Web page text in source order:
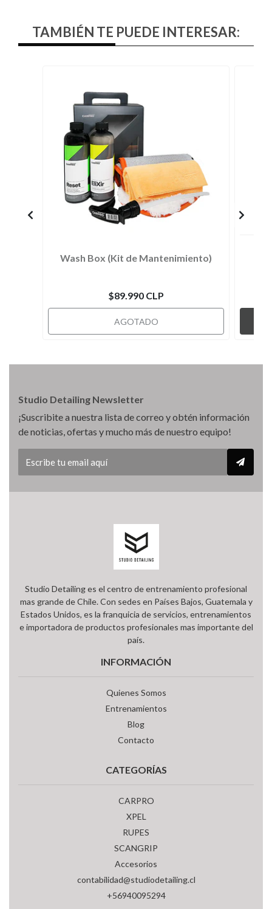
TAMBIÉN TE PUEDE INTERESAR:
Wash Box (Kit de Mantenimiento)
$89.990 CLP
AGOTADO
Studio Detailing Newsletter
¡Suscribite a nuestra lista de correo y obtén información
de noticias, ofertas y mucho más de nuestro equipo!
Studio Detailing es el centro de entrenamiento profesional
mas grande de Chile. Con sedes en Países Bajos, Guatemala y
Estados Unidos, es la franquicia de servicios, entrenamientos
e importadora de productos profesionales mas importante del
país.
INFORMACIÓN
Quienes Somos
Entrenamientos
Blog
Contacto
CATEGORÍAS
CARPRO
XPEL
RUPES
SCANGRIP
Accesorios
contabilidad@studiodetailing.cl
+56940095294